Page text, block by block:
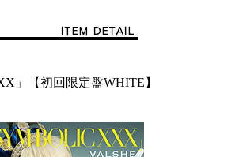
」【初回限定盤WHITE】